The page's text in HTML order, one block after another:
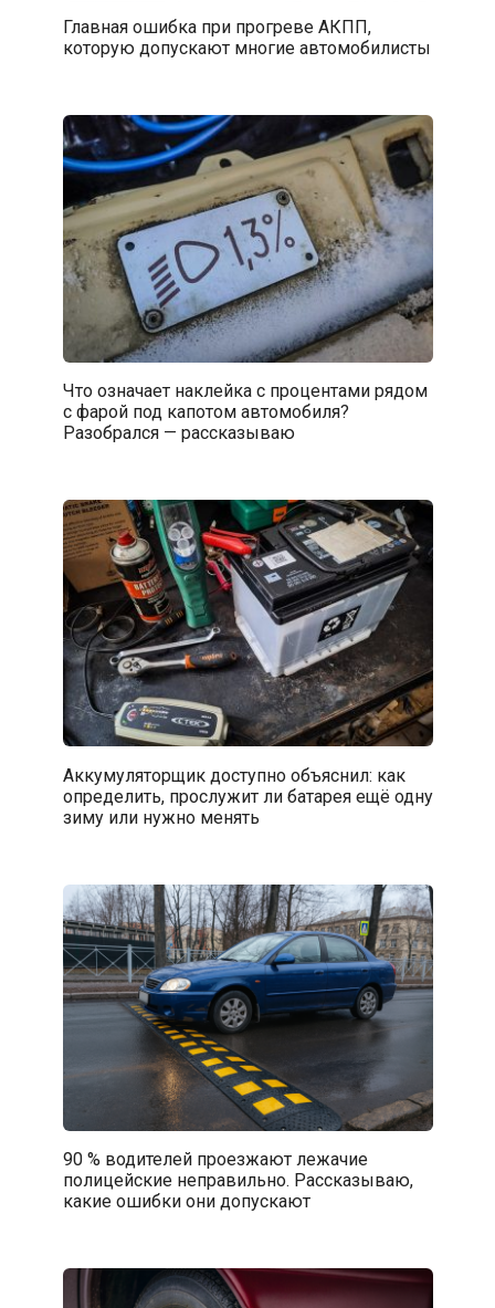
Главная ошибка при прогреве АКПП,
которую допускают многие автомобилисты
Что означает наклейка с процентами рядом
с фарой под капотом автомобиля?
Разобрался — рассказываю
Аккумуляторщик доступно объяснил: как
определить, прослужит ли батарея ещё одну
зиму или нужно менять
90 % водителей проезжают лежачие
полицейские неправильно. Рассказываю,
какие ошибки они допускают